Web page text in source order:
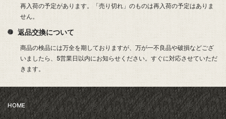
再入荷の予定があります。「売り切れ」のものは再入荷の予定はありま
せん。
返品交換について
商品の検品には万全を期しておりますが、万が一不良品や破損などござ
いましたら、5営業日以内にお知らせください。すぐに対応させていただ
きます。
HOME